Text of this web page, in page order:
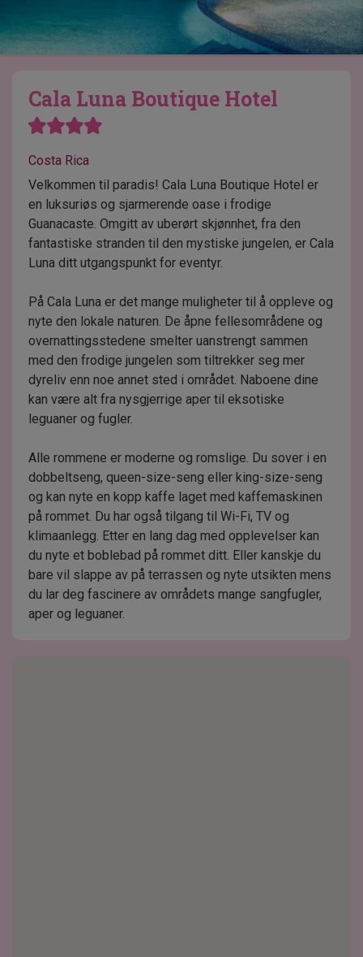
Cala Luna Boutique Hotel
Costa Rica
Velkommen til paradis! Cala Luna Boutique Hotel er
en luksuriøs og sjarmerende oase i frodige
Guanacaste. Omgitt av uberørt skjønnhet, fra den
fantastiske stranden til den mystiske jungelen, er Cala
Luna ditt utgangspunkt for eventyr.
På Cala Luna er det mange muligheter til å oppleve og
nyte den lokale naturen. De åpne fellesområdene og
overnattingsstedene smelter uanstrengt sammen
med den frodige jungelen som tiltrekker seg mer
dyreliv enn noe annet sted i området. Naboene dine
kan være alt fra nysgjerrige aper til eksotiske
leguaner og fugler.
Alle rommene er moderne og romslige. Du sover i en
dobbeltseng, queen-size-seng eller king-size-seng
og kan nyte en kopp kaffe laget med kaffemaskinen
på rommet. Du har også tilgang til Wi-Fi, TV og
klimaanlegg. Etter en lang dag med opplevelser kan
du nyte et boblebad på rommet ditt. Eller kanskje du
bare vil slappe av på terrassen og nyte utsikten mens
du lar deg fascinere av områdets mange sangfugler,
aper og leguaner.